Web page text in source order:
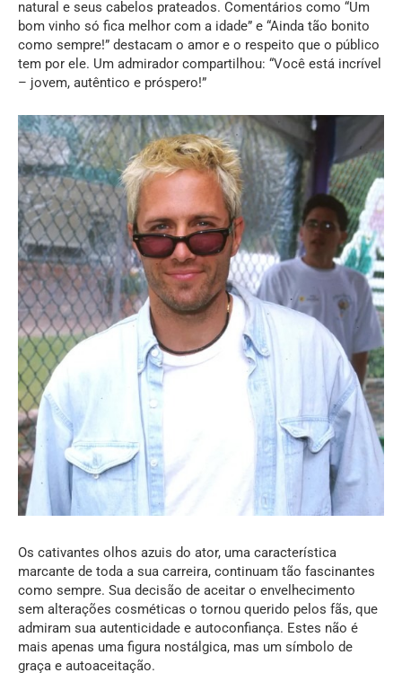
natural e seus cabelos prateados. Comentários como “Um
bom vinho só fica melhor com a idade” e “Ainda tão bonito
como sempre!” destacam o amor e o respeito que o público
tem por ele. Um admirador compartilhou: “Você está incrível
– jovem, autêntico e próspero!”
Os cativantes olhos azuis do ator, uma característica
marcante de toda a sua carreira, continuam tão fascinantes
como sempre. Sua decisão de aceitar o envelhecimento
sem alterações cosméticas o tornou querido pelos fãs, que
admiram sua autenticidade e autoconfiança. Estes não é
mais apenas uma figura nostálgica, mas um símbolo de
graça e autoaceitação.